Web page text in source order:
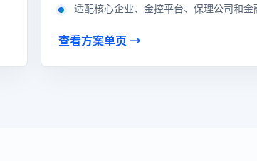
适配核心企业、金控平台、保理公司和金
查看方案单页 →